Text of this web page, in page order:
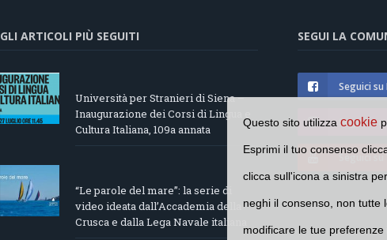
GLI ARTICOLI PIÙ SEGUITI
Università per Stranieri di Siena –
Inaugurazione dei Corsi di Lingua e
Cultura Italiana, 109a annata
“Le parole del mare”: la serie di
video ideata dall’Accademia della
Crusca e dalla Lega Navale italiana
SEGUI LA
Seguici
Seguici
Seguici su
Questo sito utilizzacookie
Esprimi il tuo consenso
clicca sull'icona a sinistra
neghi il consenso, non tutte
modificare le tue